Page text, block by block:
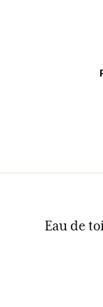
Eau de